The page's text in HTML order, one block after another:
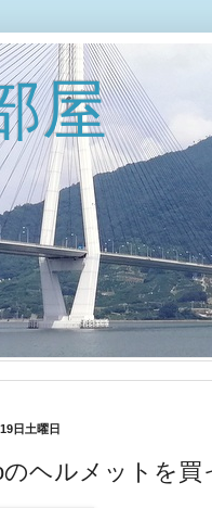
屋
日土曜日
のヘルメットを買